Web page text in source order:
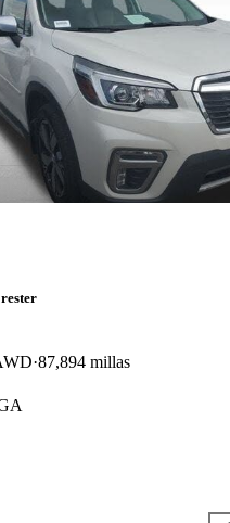
87,894 millas